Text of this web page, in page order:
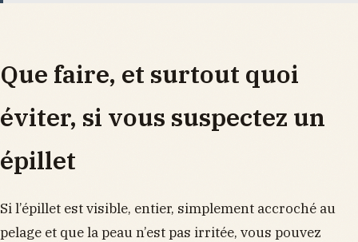
Que faire, et surtout quoi
éviter, si vous suspectez un
épillet
Si l’épillet est visible, entier, simplement accroché au
pelage et que la peau n’est pas irritée, vous pouvez